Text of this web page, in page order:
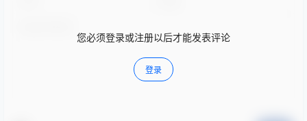
您必须登录或注册以后才能发表评论
登录